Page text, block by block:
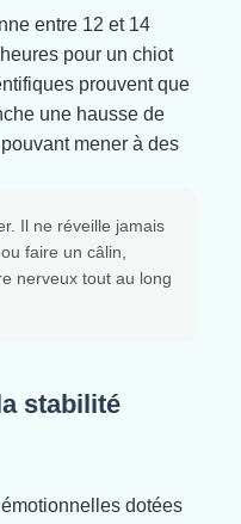
entre 12 et 14
pour un chiot
prouvent que
une hausse de
mener à des
Il ne réveille jamais
faire un câlin,
nerveux tout au long
stabilité
dotées